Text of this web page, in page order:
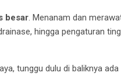
besar. Menanam dan
hingga pengaturan
tunggu dulu di baliknya ada